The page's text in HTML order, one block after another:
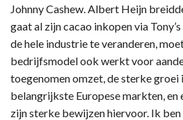
Johnny Cashew. Albert Heijn
gaat al zijn cacao inkopen via
de hele industrie te veranderen,
bedrijfsmodel ook werkt voor
toegenomen omzet, de sterke groei
belangrijkste Europese markten, en
zijn sterke bewijzen hiervoor. Ik